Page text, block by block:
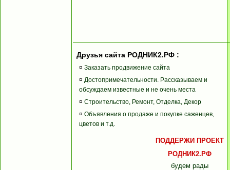
Друзья сайта РОДНИК2.РФ :
¤ Заказать продвижение сайта
¤ Достопримечательности. Рассказываем и
обсуждаем известные и не очень места
¤ Строительство, Ремонт, Отделка, Декор
¤ Объявления о продаже и покупке саженцев,
цветов и т.д.
ПОДДЕРЖИ ПРОЕКТ
РОДНИК2.РФ
будем рады